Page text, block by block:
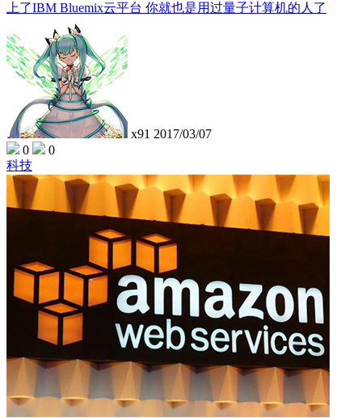
上了IBM Bluemix云平台 你就也是用过量子计算机的人了
x91 2017/03/07
0
0
科技